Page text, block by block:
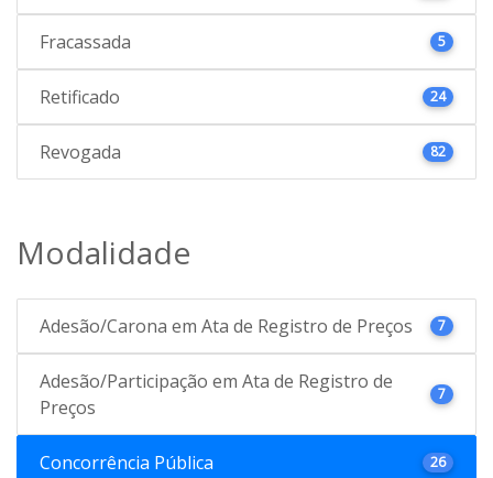
Fracassada 5
Retificado 24
Revogada 82
Modalidade
Adesão/Carona em Ata de Registro de Preços 7
Adesão/Participação em Ata de Registro de
Preços
7
Concorrência Pública 26